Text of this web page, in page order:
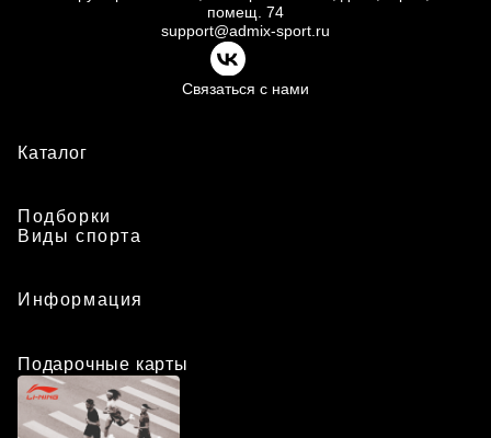
помещ. 74
support@admix-sport.ru
Связаться с нами
Каталог
Подборки
Виды спорта
Информация
Подарочные карты